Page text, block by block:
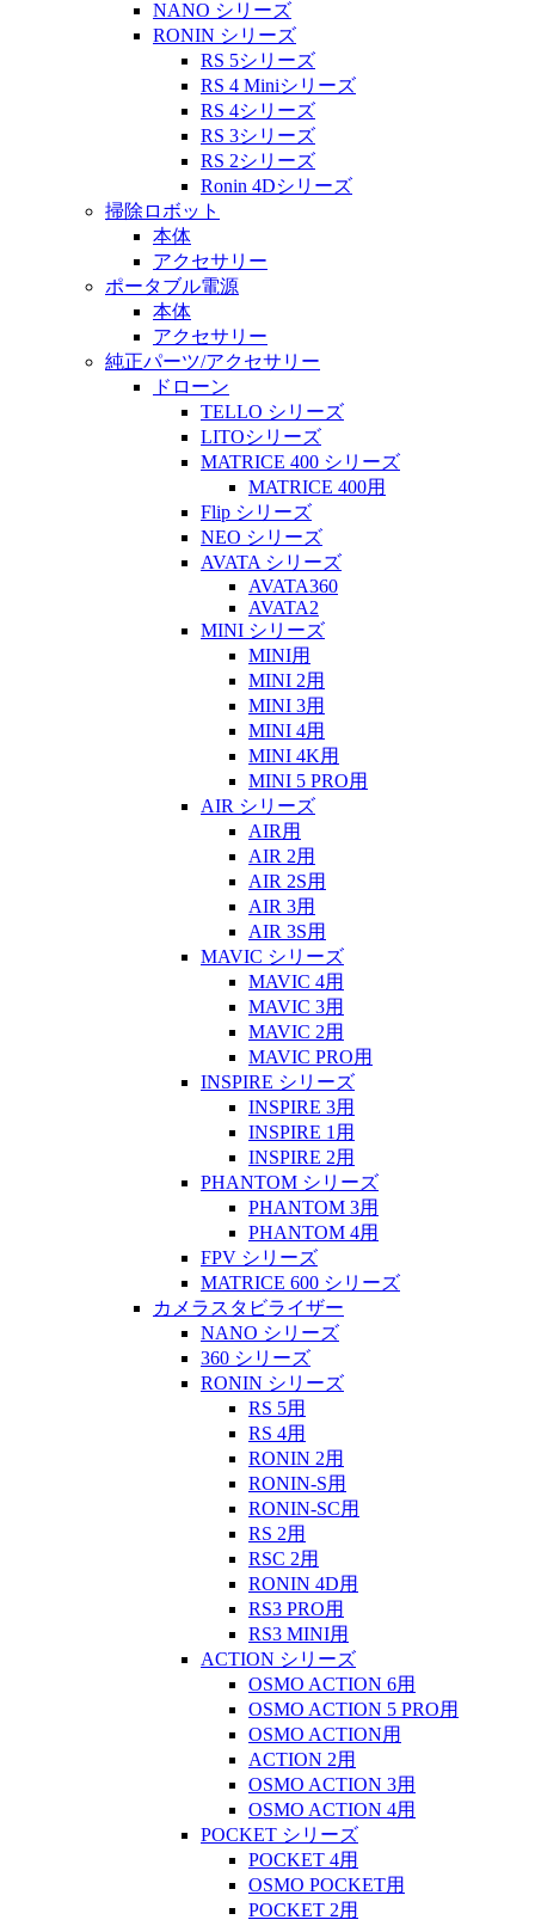
NANO シリーズ
RONIN シリーズ
RS 5シリーズ
RS 4 Miniシリーズ
RS 4シリーズ
RS 3シリーズ
RS 2シリーズ
Ronin 4Dシリーズ
掃除ロボット
本体
アクセサリー
ポータブル電源
本体
アクセサリー
純正パーツ/アクセサリー
ドローン
TELLO シリーズ
LITOシリーズ
MATRICE 400 シリーズ
MATRICE 400用
Flip シリーズ
NEO シリーズ
AVATA シリーズ
AVATA360
AVATA2
MINI シリーズ
MINI用
MINI 2用
MINI 3用
MINI 4用
MINI 4K用
MINI 5 PRO用
AIR シリーズ
AIR用
AIR 2用
AIR 2S用
AIR 3用
AIR 3S用
MAVIC シリーズ
MAVIC 4用
MAVIC 3用
MAVIC 2用
MAVIC PRO用
INSPIRE シリーズ
INSPIRE 3用
INSPIRE 1用
INSPIRE 2用
PHANTOM シリーズ
PHANTOM 3用
PHANTOM 4用
FPV シリーズ
MATRICE 600 シリーズ
カメラスタビライザー
NANO シリーズ
360 シリーズ
RONIN シリーズ
RS 5用
RS 4用
RONIN 2用
RONIN-S用
RONIN-SC用
RS 2用
RSC 2用
RONIN 4D用
RS3 PRO用
RS3 MINI用
ACTION シリーズ
OSMO ACTION 6用
OSMO ACTION 5 PRO用
OSMO ACTION用
ACTION 2用
OSMO ACTION 3用
OSMO ACTION 4用
POCKET シリーズ
POCKET 4用
OSMO POCKET用
POCKET 2用